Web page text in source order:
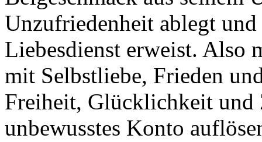
Unzufriedenheit ablegt
Liebesdienst erweist. Also
mit Selbstliebe, Frieden
Freiheit, Glücklichkeit und
unbewusstes Konto